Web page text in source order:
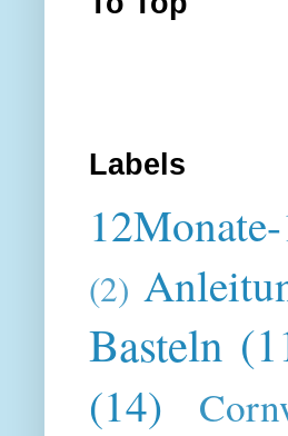
Labels
(2)
Basteln
(14)